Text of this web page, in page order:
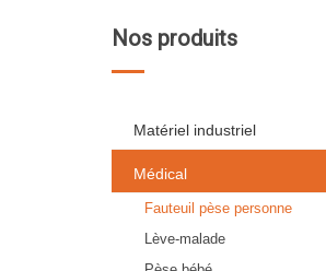
Nos produits
Matériel industriel
Médical
Fauteuil pèse personne
Lève-malade